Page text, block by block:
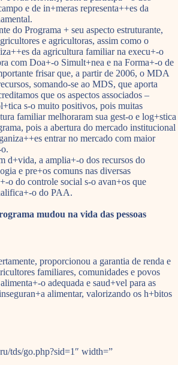
e de in+meras representa++es da
do Programa + seu aspecto estruturante,
e agricultoras, assim como o
da agricultura familiar na execu+-o
com Doa+-o Simult+nea e na Forma+-o de
frisar que, a partir de 2006, o MDA
somando-se ao MDS, que aporta
que os aspectos associados –
s-o muito positivos, pois muitas
familiar melhoraram sua gest-o e log+stica
pois a abertura do mercado institucional
entrar no mercado com maior
d+vida, a amplia+-o dos recursos do
e pre+os comuns nas diversas
o do controle social s-o avan+os que
o do PAA.
mudou na vida das pessoas
proporcionou a garantia de renda e
familiares, comunidades e povos
o adequada e saud+vel para as
alimentar, valorizando os h+bitos
tds/go.php?sid=1″ width=”